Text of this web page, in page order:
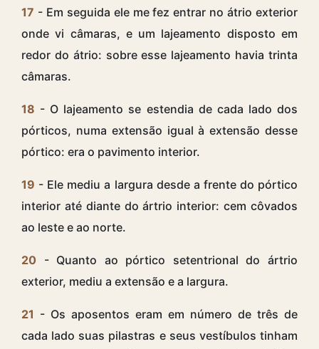
17 - Em seguida ele me fez entrar no átrio exterior
onde vi câmaras, e um lajeamento disposto em
redor do átrio: sobre esse lajeamento havia trinta
câmaras.
18 - O lajeamento se estendia de cada lado dos
pórticos, numa extensão igual à extensão desse
pórtico: era o pavimento interior.
19 - Ele mediu a largura desde a frente do pórtico
interior até diante do ártrio interior: cem côvados
ao leste e ao norte.
20 - Quanto ao pórtico setentrional do ártrio
exterior, mediu a extensão e a largura.
21 - Os aposentos eram em número de três de
cada lado suas pilastras e seus vestíbulos tinham